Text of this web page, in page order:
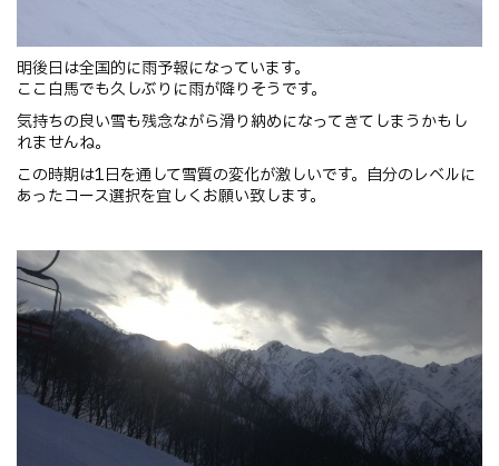
明後日は全国的に雨予報になっています。
ここ白馬でも久しぶりに雨が降りそうです。
気持ちの良い雪も残念ながら滑り納めになってきてしまうかもし
れませんね。
この時期は1日を通して雪質の変化が激しいです。自分のレベルに
あったコース選択を宜しくお願い致します。